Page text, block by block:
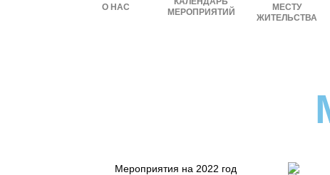
О НАС
МЕРОПРИЯТИЙ
МЕСТУ
ЖИТЕЛЬСТВА
Мероприятия на 2022 год